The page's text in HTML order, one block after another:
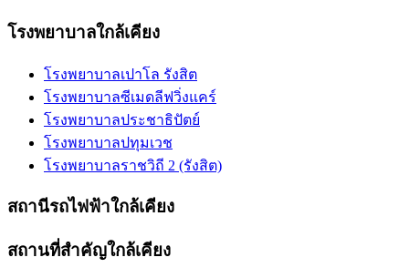
โรงพยาบาลใกล้เคียง
โรงพยาบาลเปาโล รังสิต
โรงพยาบาลซีเมดลีฟวิ่งแคร์
โรงพยาบาลประชาธิปัตย์
โรงพยาบาลปทุมเวช
โรงพยาบาลราชวิถี 2 (รังสิต)
สถานีรถไฟฟ้าใกล้เคียง
สถานที่สำคัญใกล้เคียง